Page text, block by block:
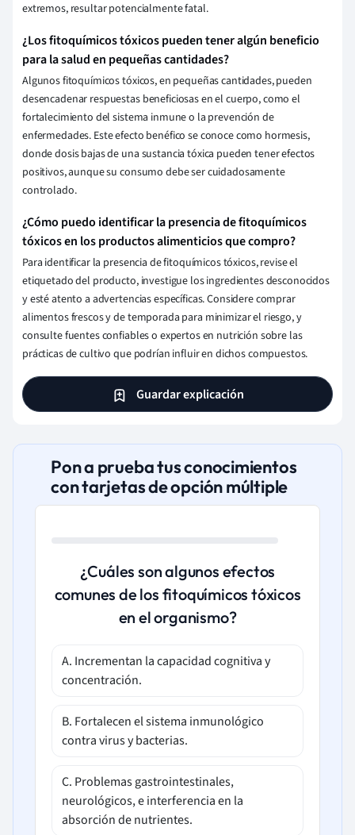
extremos, resultar potencialmente fatal.
¿Los fitoquímicos tóxicos pueden tener algún beneficio
para la salud en pequeñas cantidades?
Algunos fitoquímicos tóxicos, en pequeñas cantidades, pueden
desencadenar respuestas beneficiosas en el cuerpo, como el
fortalecimiento del sistema inmune o la prevención de
enfermedades. Este efecto benéfico se conoce como hormesis,
donde dosis bajas de una sustancia tóxica pueden tener efectos
positivos, aunque su consumo debe ser cuidadosamente
controlado.
¿Cómo puedo identificar la presencia de fitoquímicos
tóxicos en los productos alimenticios que compro?
Para identificar la presencia de fitoquímicos tóxicos, revise el
etiquetado del producto, investigue los ingredientes desconocidos
y esté atento a advertencias específicas. Considere comprar
alimentos frescos y de temporada para minimizar el riesgo, y
consulte fuentes confiables o expertos en nutrición sobre las
prácticas de cultivo que podrían influir en dichos compuestos.
Guardar explicación
Pon a prueba tus conocimientos
con tarjetas de opción múltiple
¿Cuáles son algunos efectos
comunes de los fitoquímicos tóxicos
en el organismo?
A. Incrementan la capacidad cognitiva y
concentración.
B. Fortalecen el sistema inmunológico
contra virus y bacterias.
C. Problemas gastrointestinales,
neurológicos, e interferencia en la
absorción de nutrientes.